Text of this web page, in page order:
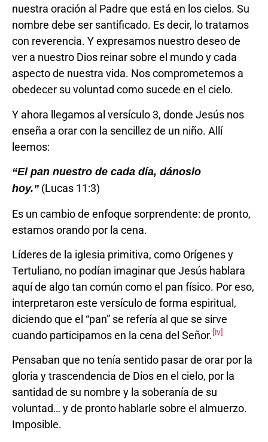
nuestra oración al Padre que está en los cielos. Su
nombre debe ser santificado. Es decir, lo tratamos
con reverencia. Y expresamos nuestro deseo de
ver a nuestro Dios reinar sobre el mundo y cada
aspecto de nuestra vida. Nos comprometemos a
obedecer su voluntad como sucede en el cielo.
Y ahora llegamos al versículo 3, donde Jesús nos
enseña a orar con la sencillez de un niño. Allí
leemos:
“El pan nuestro de cada día, dánoslo
hoy.” (Lucas 11:3)
Es un cambio de enfoque sorprendente: de pronto,
estamos orando por la cena.
Líderes de la iglesia primitiva, como Orígenes y
Tertuliano, no podían imaginar que Jesús hablara
aquí de algo tan común como el pan físico. Por eso,
interpretaron este versículo de forma espiritual,
diciendo que el “pan” se refería al que se sirve
cuando participamos en la cena del Señor.[iv]
Pensaban que no tenía sentido pasar de orar por la
gloria y trascendencia de Dios en el cielo, por la
santidad de su nombre y la soberanía de su
voluntad… y de pronto hablarle sobre el almuerzo.
Imposible.